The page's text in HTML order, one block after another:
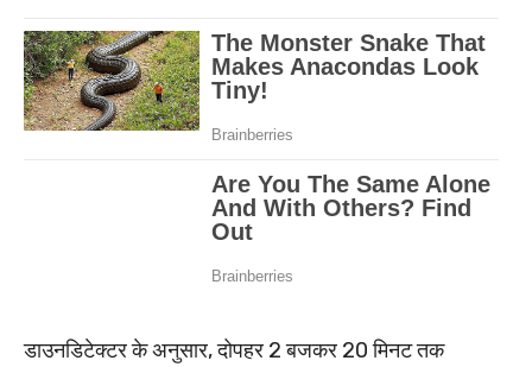
डाउनडिटेक्टर के अनुसार, दोपहर 2 बजकर 20 मिनट तक